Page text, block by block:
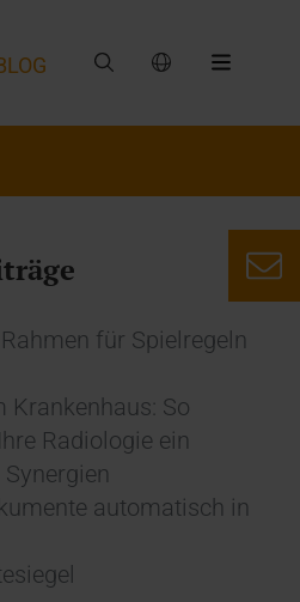
für Spielregeln
Krankenhaus: So
Radiologie ein
automatisch in